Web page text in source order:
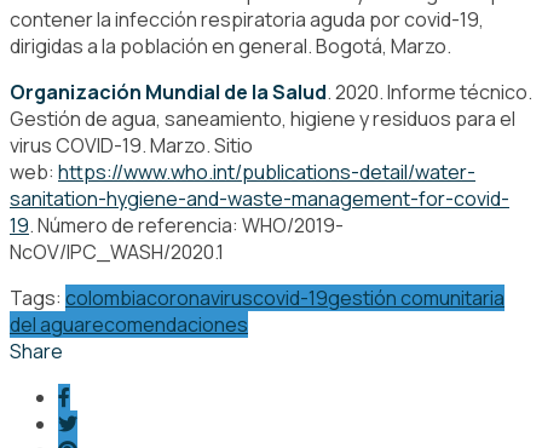
contener la infección respiratoria aguda por covid-19,
dirigidas a la población en general. Bogotá, Marzo.
Organización Mundial de la Salud. 2020. Informe técnico.
Gestión de agua, saneamiento, higiene y residuos para el
virus COVID-19. Marzo. Sitio
web: https://www.who.int/publications-detail/water-
sanitation-hygiene-and-waste-management-for-covid-
19. Número de referencia: WHO/2019-
NcOV/IPC_WASH/2020.1
Tags: colombiacoronaviruscovid-19gestión comunitaria
del aguarecomendaciones
Share